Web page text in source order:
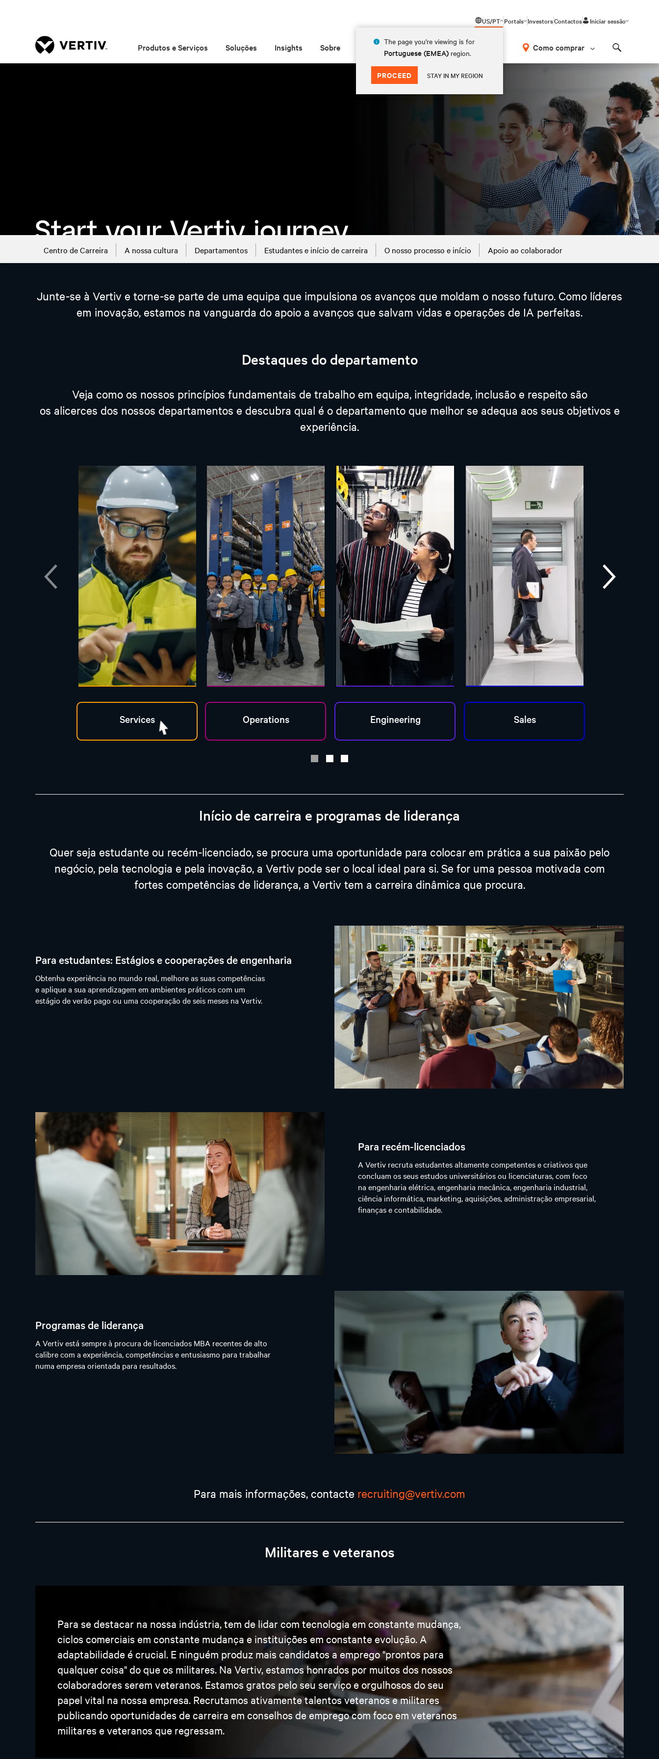
US/PT
The page you're viewing is for
Portuguese (EMEA) region.
PROCEED STAY IN MY REGION
Portals InvestorsContactos Iniciar sessão
Produtos e Serviços Soluções Insights Sobre Como comprar
Centro de Carreira A nossa cultura Departamentos Estudantes e início de carreira O nosso processo e início Apoio ao colaborador
Junte-se à Vertiv e torne-se parte de uma equipa que impulsiona os avanços que moldam o nosso futuro. Como líderes
em inovação, estamos na vanguarda do apoio a avanços que salvam vidas e operações de IA perfeitas.
Destaques do departamento
Veja como os nossos princípios fundamentais de trabalho em equipa, integridade, inclusão e respeito são
os alicerces dos nossos departamentos e descubra qual é o departamento que melhor se adequa aos seus objetivos e
experiência.
Início de carreira e programas de liderança
Quer seja estudante ou recém-licenciado, se procura uma oportunidade para colocar em prática a sua paixão pelo
negócio, pela tecnologia e pela inovação, a Vertiv pode ser o local ideal para si. Se for uma pessoa motivada com
fortes competências de liderança, a Vertiv tem a carreira dinâmica que procura.
Para estudantes: Estágios e cooperações de engenharia
Obtenha experiência no mundo real, melhore as suas competências
e aplique a sua aprendizagem em ambientes práticos com um
estágio de verão pago ou uma cooperação de seis meses na Vertiv.
Para recém-licenciados
A Vertiv recruta estudantes altamente competentes e criativos que
concluam os seus estudos universitários ou licenciaturas, com foco
na engenharia elétrica, engenharia mecânica, engenharia industrial,
ciência informática, marketing, aquisições, administração empresarial,
finanças e contabilidade.
Programas de liderança
A Vertiv está sempre à procura de licenciados MBA recentes de alto
calibre com a experiência, competências e entusiasmo para trabalhar
numa empresa orientada para resultados.
Para mais informações, contacte recruiting@vertiv.com
Militares e veteranos
Para se destacar na nossa indústria, tem de lidar com tecnologia em constante mudança,
ciclos comerciais em constante mudança e instituições em constante evolução. A
adaptabilidade é crucial. E ninguém produz mais candidatos a emprego "prontos para
qualquer coisa" do que os militares. Na Vertiv, estamos honrados por muitos dos nossos
colaboradores serem veteranos. Estamos gratos pelo seu serviço e orgulhosos do seu
papel vital na nossa empresa. Recrutamos ativamente talentos veteranos e militares
publicando oportunidades de carreira em conselhos de emprego com foco em veteranos
militares e veteranos que regressam.